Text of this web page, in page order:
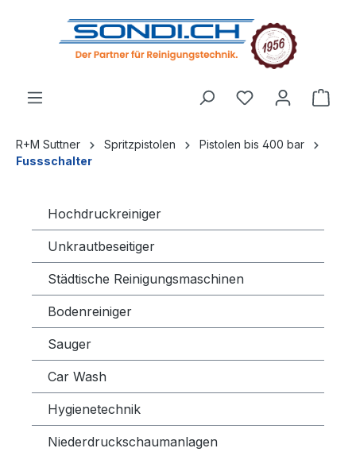
springen
R+M Suttner Spritzpistolen
Pistolen bis 400 bar
Fussschalter
Hochdruckreiniger
Unkrautbeseitiger
Städtische Reinigungsmaschinen
Bodenreiniger
Sauger
Car Wash
Hygienetechnik
Niederdruckschaumanlagen